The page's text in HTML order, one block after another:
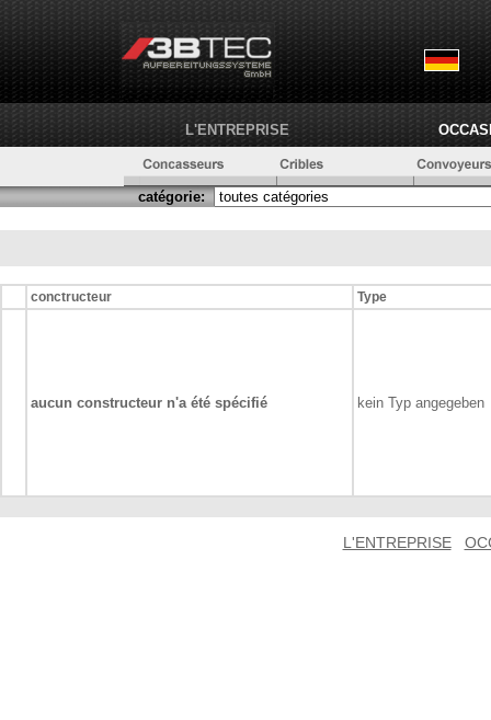
L'ENTREPRISE
catégorie:
conctructeur Type
aucun constructeur n'a été spécifié kein Typ angegeben
L'ENTREPRISE